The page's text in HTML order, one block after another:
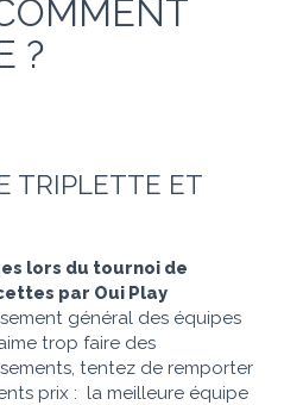
?
TRIPLETTE ET
lors du tournoi de
par Oui Play
général des équipes
trop faire des
tentez de remporter
prix : la meilleure équipe